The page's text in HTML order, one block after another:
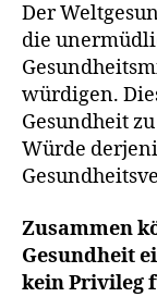
Der
die
würdigen.
Gesundheit
Würde
Zusammen
Gesundheit
kein Privileg